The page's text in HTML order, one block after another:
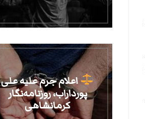
اعلام جرم علیه علی
پورداراب، روزنامه‌نگار
کرمانشاهی